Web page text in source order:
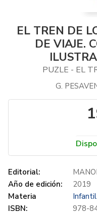
EL TREN DE
DE VIAJE.
PUZLE - EL
G.
Editorial:
Año de edición:
2019
Materia
ISBN:
978-